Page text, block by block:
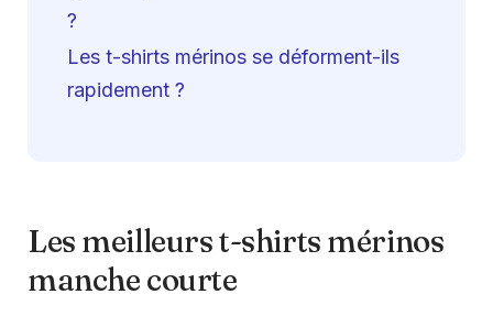
?
Les t-shirts mérinos se déforment-ils
rapidement ?
Les meilleurs t-shirts mérinos
manche courte